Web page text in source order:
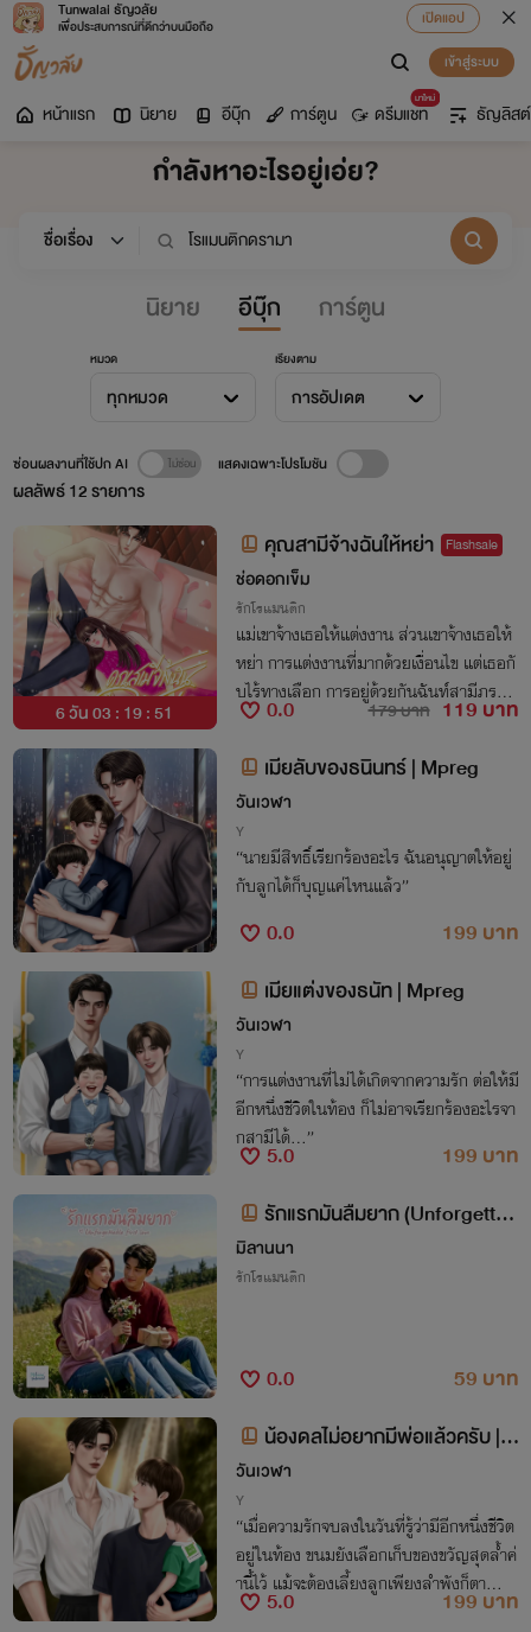
Tunwalai ธัญวลัย
เพื่อประสบการณ์ที่ดีกว่าบนมือถือ
เปิดแอป
เข้าสู่ระบบ
หน้าแรก นิยาย อีบุ๊ก การ์ตูน
มาใหม่
ดรีมแชท ธัญลิสต์
กำลังหาอะไรอยู่เอ่ย?
นิยาย อีบุ๊ก การ์ตูน
หมวด
ทุกหมวด
เรียงตาม
การอัปเดต
ผลลัพธ์12รายการ
ซ่อนผลงานที่ใช้ปก AI แสดงเฉพาะโปรโมชัน
6 วัน 03 : 19 : 50
คุณสามีจ้างฉันให้หย่า Flashsale
ช่อดอกเข็ม
รักโรแมนติก
แม่เขาจ้างเธอให้แต่งงาน ส่วนเขาจ้างเธอให้
หย่า การแต่งงานที่มากด้วยเงื่อนไข แต่เธอกั
บไร้ทางเลือก การอยู่ด้วยกันฉันท์สามีภรรย
าที่ไร้ซึ่งใจ ทว่าได้สร้างสิ่งที่มีค่ามหาศาลให้กั
0.0 179 บาท 119 บาท
เมียลับของธนินทร์ | Mpreg
วันเวฬา
Y
“นายมีสิทธิ์เรียกร้องอะไร ฉันอนุญาตให้อยู่
กับลูกได้ก็บุญแค่ไหนแล้ว”
0.0
199 บาท
เมียแต่งของธนัท | Mpreg
วันเวฬา
Y
“การแต่งงานที่ไม่ได้เกิดจากความรัก ต่อให้มี
อีกหนึ่งชีวิตในท้อง ก็ไม่อาจเรียกร้องอะไรจา
กสามีได้...”
5.0
199 บาท
รักแรกมันลืมยาก (Unforgettab
le first love)
มิลานนา
รักโรแมนติก
0.0
59 บาท
น้องดลไม่อยากมีพ่อแล้วครับ |
Mpreg
วันเวฬา
Y
“เมื่อความรักจบลงในวันที่รู้ว่ามีอีกหนึ่งชีวิต
อยู่ในท้อง ขนมยังเลือกเก็บของขวัญสุดล้ำค่
านี้ไว้ แม้จะต้องเลี้ยงลูกเพียงลำพังก็ตา
ม...”5.0
199 บาท